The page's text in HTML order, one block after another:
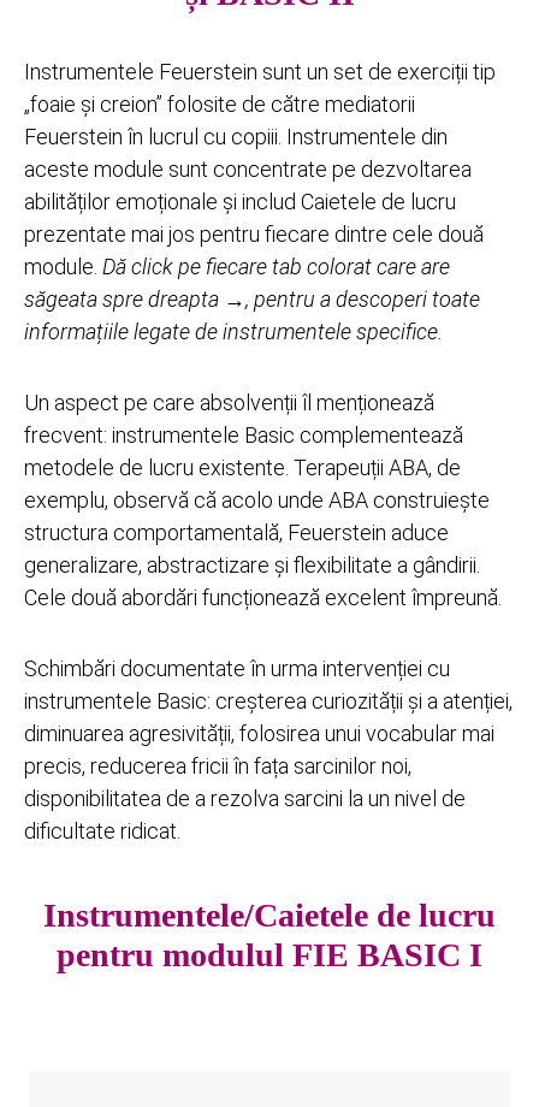
Instrumentele Feuerstein sunt un set de exerciții tip
„foaie și creion” folosite de către mediatorii
Feuerstein în lucrul cu copiii. Instrumentele din
aceste module sunt concentrate pe dezvoltarea
abilităților emoționale și includ Caietele de lucru
prezentate mai jos pentru fiecare dintre cele două
module. Dă click pe fiecare tab colorat care are
săgeata spre dreapta →, pentru a descoperi toate
informațiile legate de instrumentele specifice.
Un aspect pe care absolvenții îl menționează
frecvent: instrumentele Basic complementează
metodele de lucru existente. Terapeuții ABA, de
exemplu, observă că acolo unde ABA construiește
structura comportamentală, Feuerstein aduce
generalizare, abstractizare și flexibilitate a gândirii.
Cele două abordări funcționează excelent împreună.
Schimbări documentate în urma intervenției cu
instrumentele Basic: creșterea curiozității și a atenției,
diminuarea agresivității, folosirea unui vocabular mai
precis, reducerea fricii în fața sarcinilor noi,
disponibilitatea de a rezolva sarcini la un nivel de
dificultate ridicat.
Instrumentele/Caietele de lucru
pentru modulul FIE BASIC I